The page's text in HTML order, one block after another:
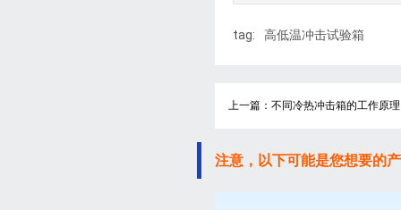
tag: 高低温冲击试验箱
上一篇：不同冷热冲击箱的工作原理
注意，以下可能是您想要的